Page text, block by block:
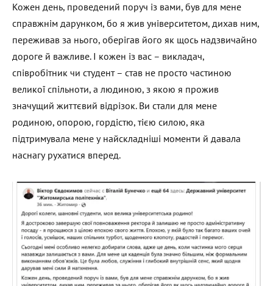
Кожен день, проведений поруч із вами, був для мене
справжнім дарунком, бо я жив університетом, дихав ним,
переживав за нього, оберігав його як щось надзвичайно
дороге й важливе. І кожен із вас – викладач,
співробітник чи студент – став не просто частиною
великої спільноти, а людиною, з якою я прожив
значущий життєвий відрізок. Ви стали для мене
родиною, опорою, гордістю, тією силою, яка
підтримувала мене у найскладніші моменти й давала
наснагу рухатися вперед.